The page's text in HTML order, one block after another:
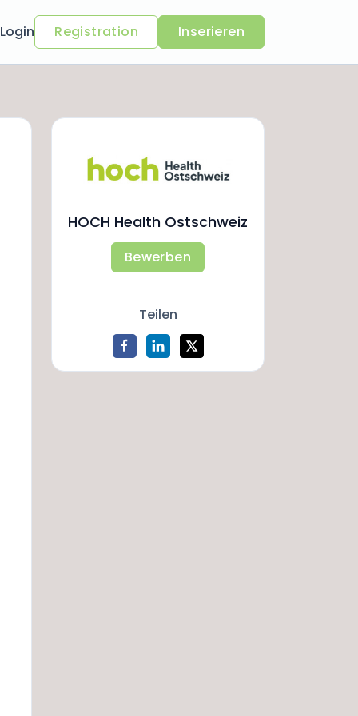
Login Registration Inserieren
HOCH Health Ostschweiz
Bewerben
Teilen